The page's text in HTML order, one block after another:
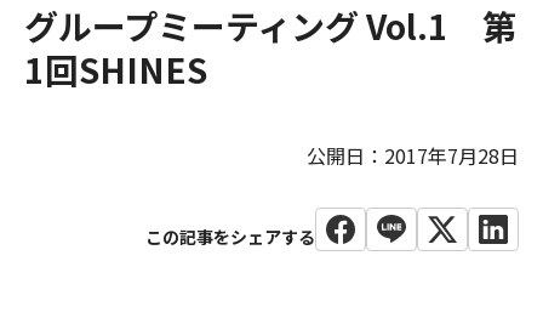
グループミーティング Vol.1 第
1回SHINES
公開日：2017年7月28日